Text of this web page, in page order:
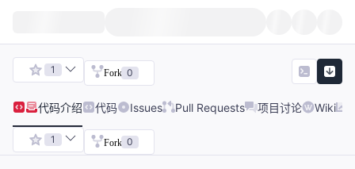
1 Fork 0
代码介绍 代码 Issues Pull Requests 项目讨论 Wiki
1 Fork 0